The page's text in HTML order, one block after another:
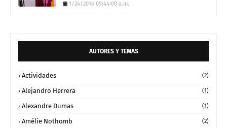
1/24/2016 09:44:00 a.m.
AUTORES Y TEMAS
Actividades (2)
Alejandro Herrera (1)
Alexandre Dumas (1)
Amélie Nothomb (2)